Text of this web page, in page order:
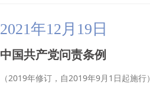
2021年12月19日
中国共产党问责条例
（2019年修订，自2019年9月1日起施行）